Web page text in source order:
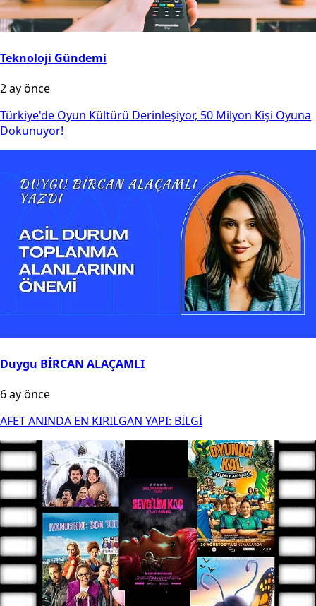
Teknoloji Gündemi
2 ay önce
Türkiye'de Oyun Kültürü Derinleşiyor, 50 Milyon Kişi Oyuna
Dokunuyor!
Duygu BİRCAN ALAÇAMLI
6 ay önce
AFET ANINDA EN KIRILGAN YAPI: BİLGİ